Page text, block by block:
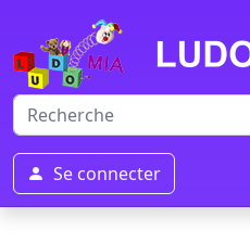
Se connecter